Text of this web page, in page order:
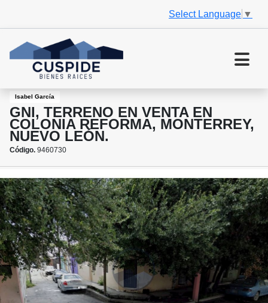
Select Language ▼
Isabel García
GNI, TERRENO EN VENTA EN
COLONIA REFORMA, MONTERREY,
NUEVO LEÓN.
Código. 9460730